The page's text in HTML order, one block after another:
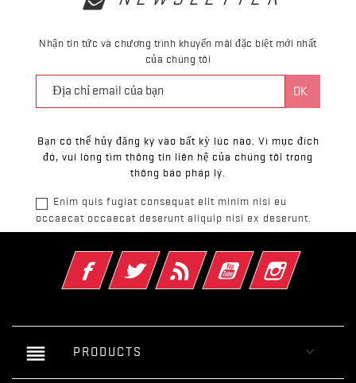
Nhận tin tức và chương trình khuyến mãi đặc biệt mới nhất
của chúng tôi
Bạn có thể hủy đăng ký vào bất kỳ lúc nào. Vì mục đích
đó, vui lòng tìm thông tin liên hệ của chúng tôi trong
thông báo pháp lý.
Enim quis fugiat consequat elit minim nisi eu
occaecat occaecat deserunt aliquip nisi ex deserunt.
FacebookTwitter Rss YouTube Instagram
reorder PRODUCTS 